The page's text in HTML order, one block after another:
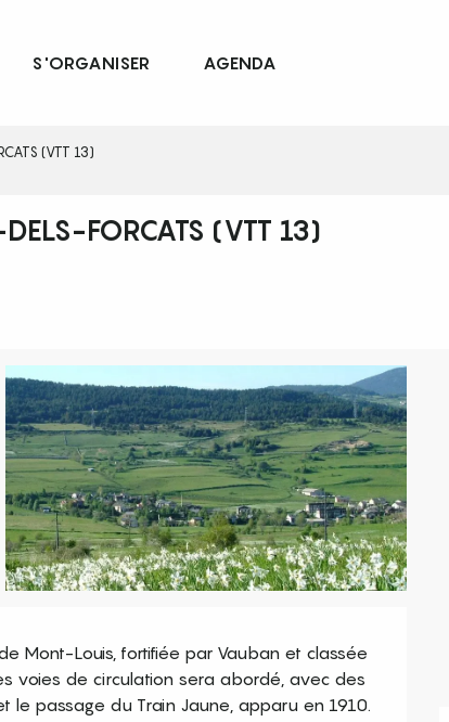
S'ORGANISER AGENDA
(VTT 13)
FORCATS (VTT 13)
Mont-Louis, fortifiée par Vauban et classée
voies de circulation sera abordé, avec des
passage du Train Jaune, apparu en 1910.